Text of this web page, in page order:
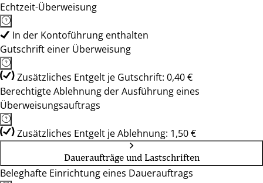
Echtzeit-Überweisung
In der Kontoführung enthalten
Gutschrift einer Überweisung
Zusätzliches Entgelt je Gutschrift: 0,40 €
Berechtigte Ablehnung der Ausführung eines
Überweisungsauftrags
Zusätzliches Entgelt je Ablehnung: 1,50 €
Daueraufträge und Lastschriften
Beleghafte Einrichtung eines Dauerauftrags